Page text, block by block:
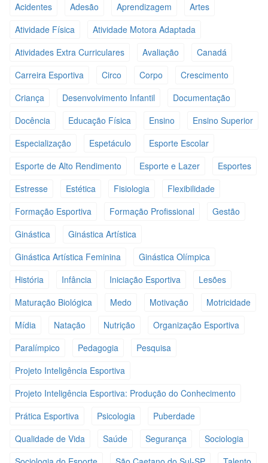
Acidentes Adesão Aprendizagem
Artes
Atividade Física
Atividade Motora Adaptada
Atividades Extra Curriculares
Avaliação
Canadá
Carreira Esportiva
Circo Corpo
Crescimento
Criança
Desenvolvimento Infantil
Documentação
Docência
Educação Física Ensino
Ensino Superior
Especialização
Espetáculo
Esporte Escolar
Esporte de Alto Rendimento
Esporte e Lazer
Esportes
Estresse
Estética Fisiologia
Flexibilidade
Formação Esportiva
Formação Profissional
Gestão
Ginástica
Ginástica Artística
Ginástica Artística Feminina
Ginástica Olímpica
História
Infância Iniciação Esportiva
Lesões
Maturação Biológica
Medo Motivação
Motricidade
Mídia
Natação Nutrição
Organização Esportiva
Paralímpico
Pedagogia
Pesquisa
Projeto Inteligência Esportiva
Projeto Inteligência Esportiva: Produção do Conhecimento
Prática Esportiva
Psicologia
Puberdade
Qualidade de Vida
Saúde Segurança
Sociologia